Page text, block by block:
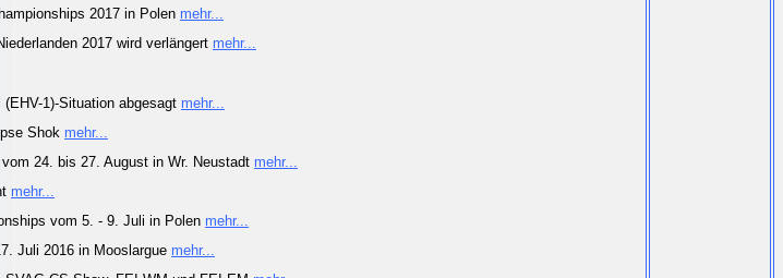
2017 in Polen mehr...
2017 wird verlängert mehr...
1)-Situation abgesagt mehr...
Shok mehr...
24. bis 27. August in Wr. Neustadt mehr...
mehr...
vom 5. - 9. Juli in Polen mehr...
Juli 2016 in Mooslargue mehr...